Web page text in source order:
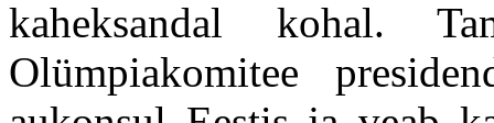
kaheksandal kohal.
Olümpiakomitee